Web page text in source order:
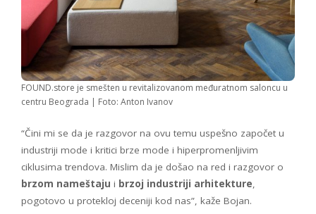
FOUND.store je smešten u revitalizovanom međuratnom saloncu u
centru Beograda | Foto: Anton Ivanov
“Čini mi se da je razgovor na ovu temu uspešno započet u
industriji mode i kritici brze mode i hiperpromenljivim
ciklusima trendova. Mislim da je došao na red i razgovor o
brzom nameštaju i brzoj industriji arhitekture,
pogotovo u protekloj deceniji kod nas”, kaže Bojan.